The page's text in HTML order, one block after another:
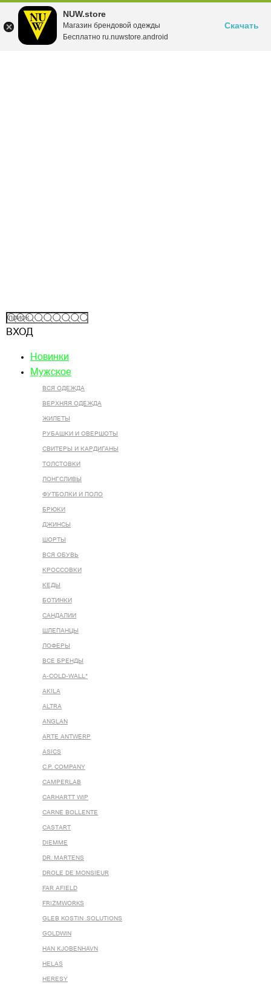
NUW.store
Магазин брендовой одежды
Бесплатно ru.nuwstore.android
Скачать
ВХОД
Новинки
Мужское
ВСЯ ОДЕЖДА
ВЕРХНЯЯ ОДЕЖДА
ЖИЛЕТЫ
РУБАШКИ И ОВЕРШОТЫ
СВИТЕРЫ И КАРДИГАНЫ
ТОЛСТОВКИ
ЛОНГСЛИВЫ
ФУТБОЛКИ И ПОЛО
БРЮКИ
ДЖИНСЫ
ШОРТЫ
ВСЯ ОБУВЬ
КРОССОВКИ
КЕДЫ
БОТИНКИ
САНДАЛИИ
ШЛЕПАНЦЫ
ЛОФЕРЫ
ВСЕ БРЕНДЫ
A-COLD-WALL*
AKILA
ALTRA
ANGLAN
ARTE ANTWERP
ASICS
C.P. COMPANY
CAMPERLAB
CARHARTT WIP
CARNE BOLLENTE
CASTART
DIEMME
DR. MARTENS
DROLE DE MONSIEUR
FAR AFIELD
FRIZMWORKS
GLEB KOSTIN .SOLUTIONS
GOLDWIN
HAN KJOBENHAVN
HELAS
HERESY